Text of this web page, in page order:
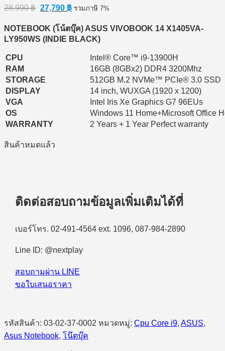
28,990฿ Original
price
was:
28,990 ฿.
27,790 ฿Current
price
is:
27,790 ฿.
รวมภาษี 7%
NOTEBOOK (โน้ตบุ๊ค) ASUS VIVOBOOK 14 X1405VA-
LY950WS (INDIE BLACK)
CPU
Intel® Core™ i9-13900H
RAM
16GB (8GBx2) DDR4 3200Mhz
STORAGE
512GB M.2 NVMe™ PCIe® 3.0 SSD
DISPLAY
14 inch, WUXGA (1920 x 1200)
VGA
Intel Iris Xe Graphics G7 96EUs
OS
Windows 11 Home+Microsoft Office
WARRANTY
2 Years + 1 Year Perfect warranty
สินค้าหมดแล้ว
ติดต่อสอบถามข้อมูลเพิ่มเติมได้ที่
เบอร์โทร. 02-491-4564 ext. 1096, 087-984-2890
Line ID: @nextplay
สอบถามผ่าน LINE
ขอใบเสนอราคา
รหัสสินค้า: 03-02-37-0002 หมวดหมู่: Cpu Core i9, ASUS,
Asus Notebook, โน๊ตบุ๊ค